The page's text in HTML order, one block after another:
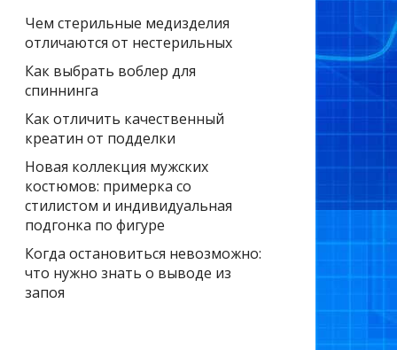
Чем стерильные медизделия
отличаются от нестерильных
Как выбрать воблер для
спиннинга
Как отличить качественный
креатин от подделки
Новая коллекция мужских
костюмов: примерка со
стилистом и индивидуальная
подгонка по фигуре
Когда остановиться невозможно:
что нужно знать о выводе из
запоя